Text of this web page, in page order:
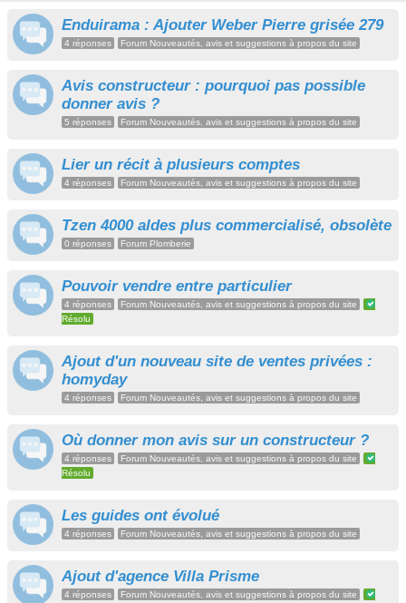
Enduirama : Ajouter Weber Pierre grisée 279
4 réponses Forum Nouveautés, avis et suggestions à propos du site
Avis constructeur : pourquoi pas possible
donner avis ?
5 réponses Forum Nouveautés, avis et suggestions à propos du site
Lier un récit à plusieurs comptes
4 réponses Forum Nouveautés, avis et suggestions à propos du site
Tzen 4000 aldes plus commercialisé, obsolète
0 réponses Forum Plomberie
Pouvoir vendre entre particulier
4 réponses
Forum Nouveautés, avis et suggestions à propos du site
Résolu
Ajout d'un nouveau site de ventes privées :
homyday
4 réponses Forum Nouveautés, avis et suggestions à propos du site
Où donner mon avis sur un constructeur ?
4 réponses
Forum Nouveautés, avis et suggestions à propos du site
Résolu
Les guides ont évolué
4 réponses Forum Nouveautés, avis et suggestions à propos du site
Ajout d'agence Villa Prisme
4 réponses
Forum Nouveautés, avis et suggestions à propos du site